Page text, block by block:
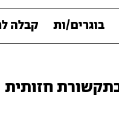
בוגרים/ות קבלה
חזותית